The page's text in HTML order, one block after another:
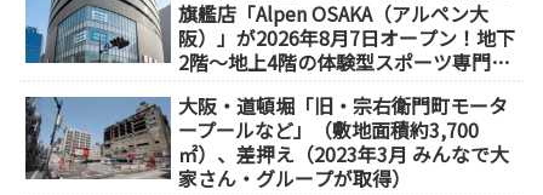
旗艦店「Alpen OSAKA（アルペン大
阪）」が2026年8月7日オープン！地下
2階～地上4階の体験型スポーツ専門店
大阪・道頓堀「旧・宗右衛門町モータ
ープールなど」（敷地面積約3,700
㎡）、差押え（2023年3月 みんなで大
家さん・グループが取得）